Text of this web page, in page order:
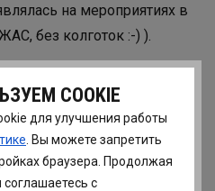
COOKIE
для улучшения работы
. Вы можете запретить
браузера. Продолжая
с
на мероприятиях в
без колготок :-) ).
день рождения
с открытыми плечами